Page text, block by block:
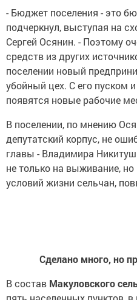
- Бюджет поселения - это
подчеркнул, выступая на
Сергей Осянин. - Поэтому
средств из других
поселении новый
убойный цех. С его пуском
появятся новые рабочие
В поселении, по мнению
депутатский корпус, не
главы - Владимира
не только на выживание,
условий жизни сельчан,
Сделано много, но
В состав Макуловского